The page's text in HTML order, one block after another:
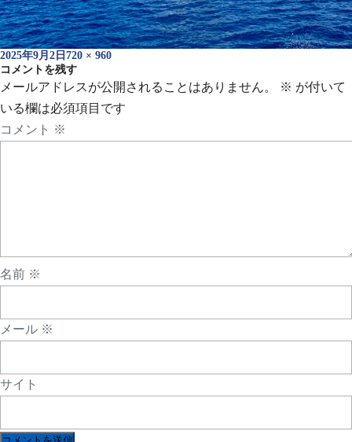
投
稿
日:
2025年9月2日 フ
ル
サ
ズ
720 × 960
コメントを残す
メールアドレスが公開されることはありません。 ※ が付いて
いる欄は必須項目です
コメント ※
名前 ※
メール ※
サイト